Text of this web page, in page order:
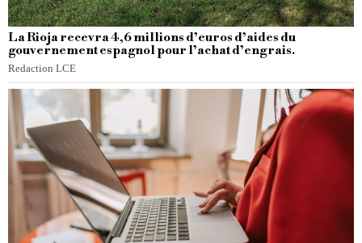
La Rioja recevra 4,6 millions d’euros d’aides du
gouvernement espagnol pour l’achat d’engrais.
Redaction LCE